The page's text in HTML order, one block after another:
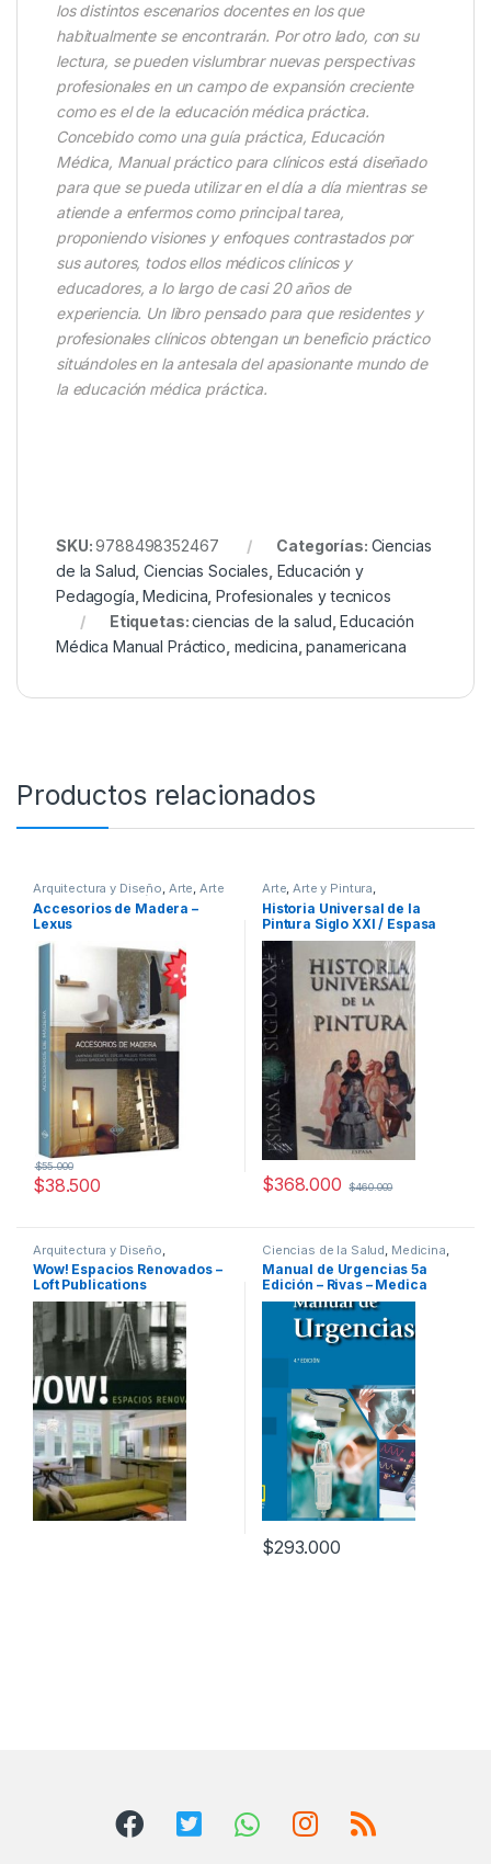
los distintos escenarios docentes en los que
habitualmente se encontrarán. Por otro lado, con su
lectura, se pueden vislumbrar nuevas perspectivas
profesionales en un campo de expansión creciente
como es el de la educación médica práctica.
Concebido como una guía práctica, Educación
Médica, Manual práctico para clínicos está diseñado
para que se pueda utilizar en el día a día mientras se
atiende a enfermos como principal tarea,
proponiendo visiones y enfoques contrastados por
sus autores, todos ellos médicos clínicos y
educadores, a lo largo de casi 20 años de
experiencia. Un libro pensado para que residentes y
profesionales clínicos obtengan un beneficio práctico
situándoles en la antesala del apasionante mundo de
la educación médica práctica.
SKU:9788498352467 Categorías: Ciencias
de la Salud ,Ciencias Sociales Educación y
Pedagogía ,Medicina ,Profesionales y tecnicos
Etiquetas:ciencias de la salud ,Educación
Médica Manual Práctico medicina ,panamericana
Productos relacionados
Arquitectura y Diseño, Arte, Arte
y Afines Decoración y Muebles
Diseño,Interes General,Ofertas
Profesionales y tecnicos
Accesorios de Madera –
Lexus
$38.500
$55.000
Arte,Arte y Pintura,
Profesionales y tecnicos
Historia Universal de la
Pintura Siglo XXI / Espasa
$368.000 $460.000
Arquitectura y Diseño
Arquitectura y Urbanismo Arte y
Afines ,Decoración,Decoración
y Muebles,Diseño,
tecnicos
Wow! Espacios Renovados –
Loft Publications
Ciencias de la Salud Medicina
Profesionales y tecnicos
Manual de Urgencias 5a
Edición – Rivas – Medica
Panamericana
$293.000